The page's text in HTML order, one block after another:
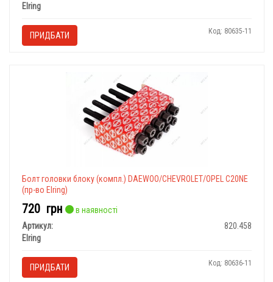
Elring
ПРИДБАТИ Код: 80635-11
Болт головки блоку (компл.) DAEWOO/CHEVROLET/OPEL C20NE
(пр-во Elring)
720 грн
в наявності
Артикул:
820.458
Elring
ПРИДБАТИ Код: 80636-11